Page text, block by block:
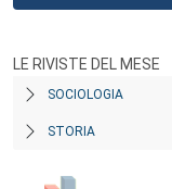
LE RIVISTE DEL MESE
SOCIOLOGIA
STORIA